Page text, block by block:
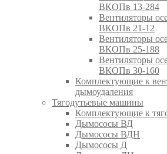
ВКОПв 13-284
Вентиляторы
ВКОПв 21-12
Вентиляторы
ВКОПв 25-188
Вентиляторы
ВКОПв 30-160
Комплектующие к
дымоудаления
Тягодутьевые машины
Комплектующие к
Дымососы ВД
Дымососы ВДН
Дымососы Д